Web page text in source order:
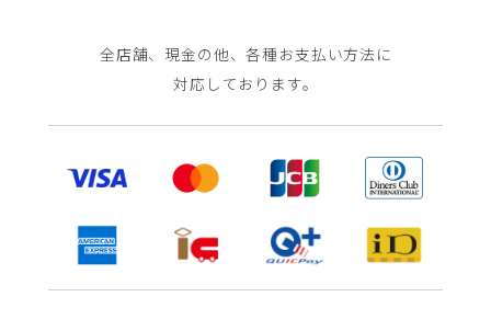
全店舗、現金の他、各種お支払い方法に
対応しております。